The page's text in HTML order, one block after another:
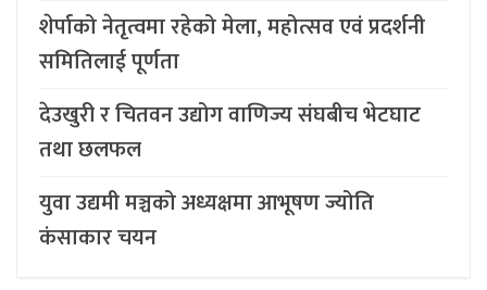
शेर्पाको नेतृत्वमा रहेको मेला, महोत्सव एवं प्रदर्शनी
समितिलाई पूर्णता
देउखुरी र चितवन उद्योग वाणिज्य संघबीच भेटघाट
तथा छलफल
युवा उद्यमी मञ्चको अध्यक्षमा आभूषण ज्योति
कंसाकार चयन